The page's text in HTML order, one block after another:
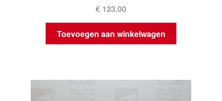
€ 133,00
Toevoegen aan winkelwagen